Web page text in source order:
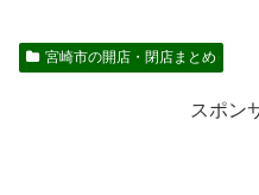
宮崎市の開店・閉店まとめ
スポン